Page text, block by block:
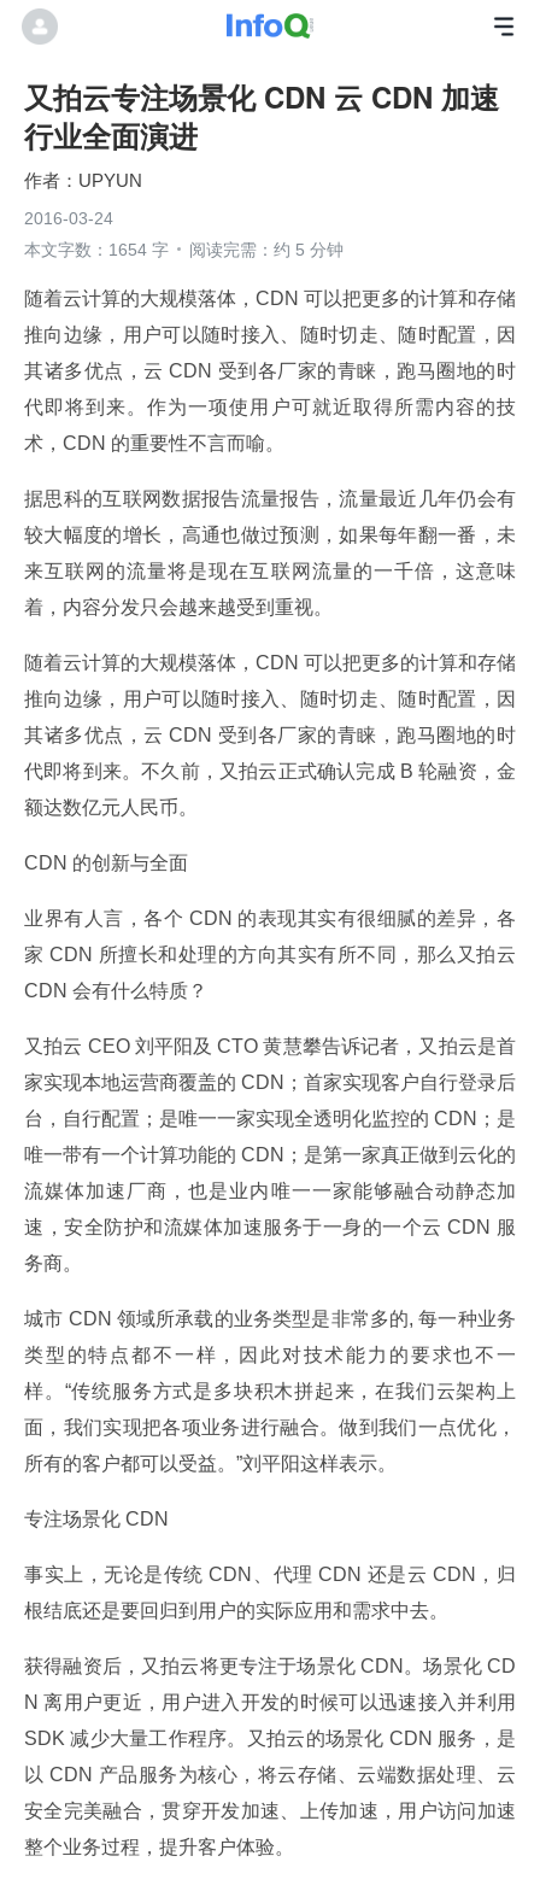
又拍云专注场景化 CDN 云 CDN 加速
行业全面演进
UPYUN
2016-03-24
本文字数：1654 字
阅读完需：约 5 分钟
随着云计算的大规模落体，CDN 可以把更多的计算和存储
推向边缘，用户可以随时接入、随时切走、随时配置，因
其诸多优点，云 CDN 受到各厂家的青睐，跑马圈地的时
代即将到来。作为一项使用户可就近取得所需内容的技
术，CDN 的重要性不言而喻。
据思科的互联网数据报告流量报告，流量最近几年仍会有
较大幅度的增长，高通也做过预测，如果每年翻一番，未
来互联网的流量将是现在互联网流量的一千倍，这意味
着，内容分发只会越来越受到重视。
随着云计算的大规模落体，CDN 可以把更多的计算和存储
推向边缘，用户可以随时接入、随时切走、随时配置，因
其诸多优点，云 CDN 受到各厂家的青睐，跑马圈地的时
代即将到来。不久前，又拍云正式确认完成 B 轮融资，金
额达数亿元人民币。
CDN 的创新与全面
业界有人言，各个 CDN 的表现其实有很细腻的差异，各
家 CDN 所擅长和处理的方向其实有所不同，那么又拍云
CDN 会有什么特质？
又拍云 CEO 刘平阳及 CTO 黄慧攀告诉记者，又拍云是首
家实现本地运营商覆盖的 CDN；首家实现客户自行登录后
台，自行配置；是唯一一家实现全透明化监控的 CDN；是
唯一带有一个计算功能的 CDN；是第一家真正做到云化的
流媒体加速厂商，也是业内唯一一家能够融合动静态加
速，安全防护和流媒体加速服务于一身的一个云 CDN 服
务商。
城市 CDN 领域所承载的业务类型是非常多的, 每一种业务
类型的特点都不一样，因此对技术能力的要求也不一
样。“传统服务方式是多块积木拼起来，在我们云架构上
面，我们实现把各项业务进行融合。做到我们一点优化，
所有的客户都可以受益。”刘平阳这样表示。
专注场景化 CDN
事实上，无论是传统 CDN、代理 CDN 还是云 CDN，归
根结底还是要回归到用户的实际应用和需求中去。
获得融资后，又拍云将更专注于场景化 CDN。场景化 CD
N 离用户更近，用户进入开发的时候可以迅速接入并利用
SDK 减少大量工作程序。又拍云的场景化 CDN 服务，是
以 CDN 产品服务为核心，将云存储、云端数据处理、云
安全完美融合，贯穿开发加速、上传加速，用户访问加速
整个业务过程，提升客户体验。